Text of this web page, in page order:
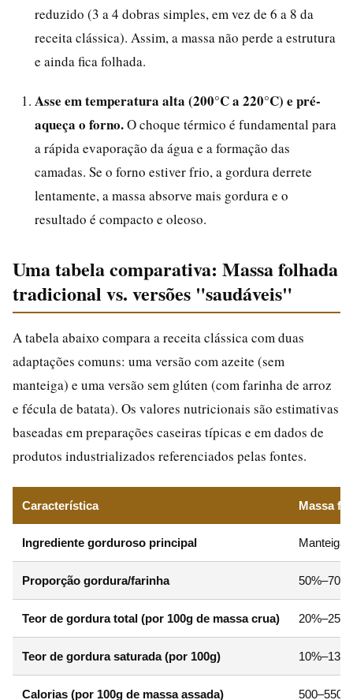
reduzido (3 a 4 dobras simples, em vez de 6 a 8 da
receita clássica). Assim, a massa não perde a estrutura
e ainda fica folhada.
Asse em temperatura alta (200°C a 220°C) e pré-
aqueça o forno.O choque térmico é fundamental para
a rápida evaporação da água e a formação das
camadas. Se o forno estiver frio, a gordura derrete
lentamente, a massa absorve mais gordura e o
resultado é compacto e oleoso.
Uma tabela comparativa: Massa folhada
tradicional vs. versões "saudáveis"
A tabela abaixo compara a receita clássica com duas
adaptações comuns: uma versão com azeite (sem
manteiga) e uma versão sem glúten (com farinha de arroz
e fécula de batata). Os valores nutricionais são estimativas
baseadas em preparações caseiras típicas e em dados de
produtos industrializados referenciados pelas fontes.
Característica Massa
Ingrediente gorduroso principal Manteiga
Proporção gordura/farinha
Teor de gordura total (por 100g de massa crua) 20%–25%
Teor de gordura saturada (por 100g) 10%–13%
Calorias (por 100g de massa assada) 500–550